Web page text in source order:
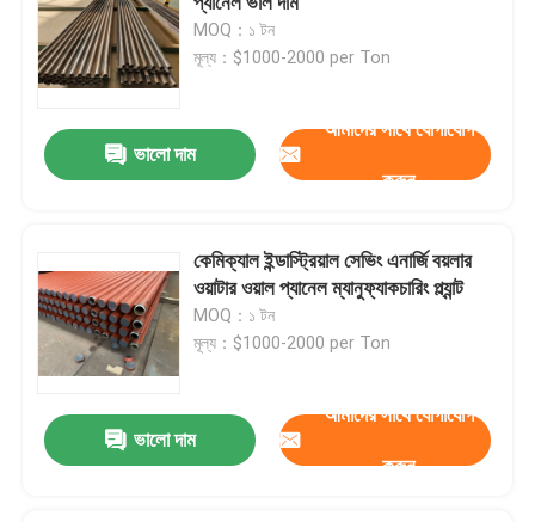
MOQ：১ টন
মূল্য：$1000-2000 per Ton
ভালো দাম
আমাদের সাথে যোগাযোগ
করুন
কেমিক্যাল ইন্ডাস্ট্রিয়াল সেভিং এনার্জি বয়লার
ওয়াটার ওয়াল প্যানেল ম্যানুফ্যাকচারিং প্ল্যান্ট
MOQ：১ টন
মূল্য：$1000-2000 per Ton
ভালো দাম
আমাদের সাথে যোগাযোগ
করুন